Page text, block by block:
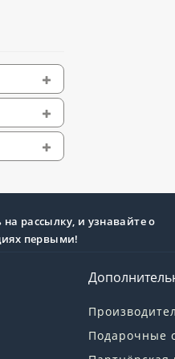
рассылку, и узнавайте о
первыми!
Подарочные